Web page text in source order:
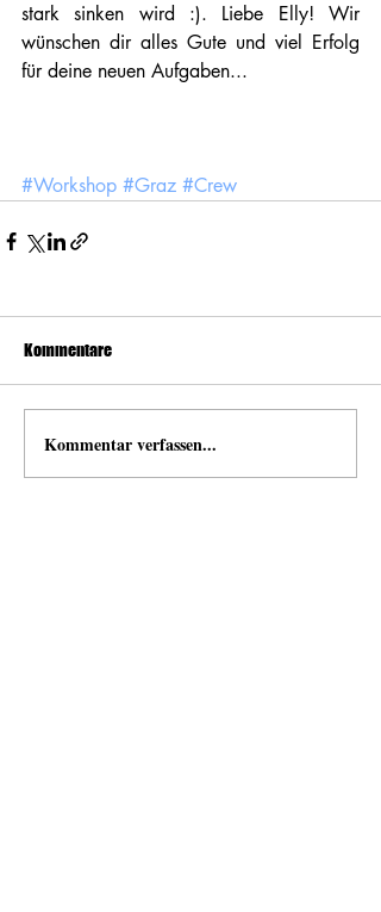
stark sinken wird :). Liebe Elly! Wir
wünschen dir alles Gute und viel Erfolg
für deine neuen Aufgaben...
#Workshop #Graz #Crew
Kommentare
Kommentar verfassen...